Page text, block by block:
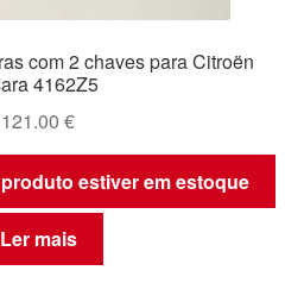
com 2 chaves para Citroën
4162Z5
121.00 €
estiver em estoque
Ler mais